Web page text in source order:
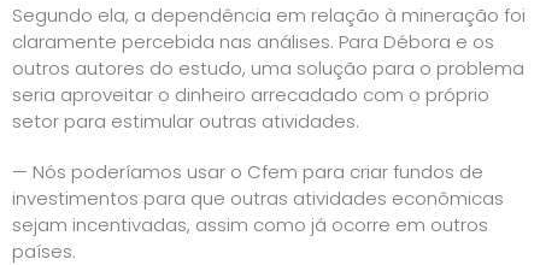
Segundo ela, a dependência em relação à mineração foi
claramente percebida nas análises. Para Débora e os
outros autores do estudo, uma solução para o problema
seria aproveitar o dinheiro arrecadado com o próprio
setor para estimular outras atividades.
— Nós poderíamos usar o Cfem para criar fundos de
investimentos para que outras atividades econômicas
sejam incentivadas, assim como já ocorre em outros
países.